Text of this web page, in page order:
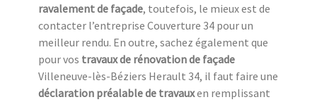
ravalement de façade, toutefois, le mieux est de
contacter l’entreprise Couverture 34 pour un
meilleur rendu. En outre, sachez également que
pour vos travaux de rénovation de façade
Villeneuve-lès-Béziers Herault 34, il faut faire une
déclaration préalable de travauxen remplissant